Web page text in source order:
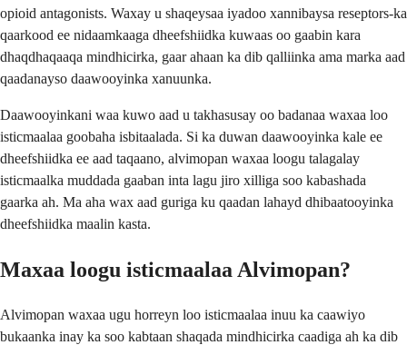
opioid antagonists. Waxay u shaqeysaa iyadoo xannibaysa reseptors-ka
qaarkood ee nidaamkaaga dheefshiidka kuwaas oo gaabin kara
dhaqdhaqaaqa mindhicirka, gaar ahaan ka dib qalliinka ama marka aad
qaadanayso daawooyinka xanuunka.
Daawooyinkani waa kuwo aad u takhasusay oo badanaa waxaa loo
isticmaalaa goobaha isbitaalada. Si ka duwan daawooyinka kale ee
dheefshiidka ee aad taqaano, alvimopan waxaa loogu talagalay
isticmaalka muddada gaaban inta lagu jiro xilliga soo kabashada
gaarka ah. Ma aha wax aad guriga ku qaadan lahayd dhibaatooyinka
dheefshiidka maalin kasta.
Maxaa loogu isticmaalaa Alvimopan?
Alvimopan waxaa ugu horreyn loo isticmaalaa inuu ka caawiyo
bukaanka inay ka soo kabtaan shaqada mindhicirka caadiga ah ka dib